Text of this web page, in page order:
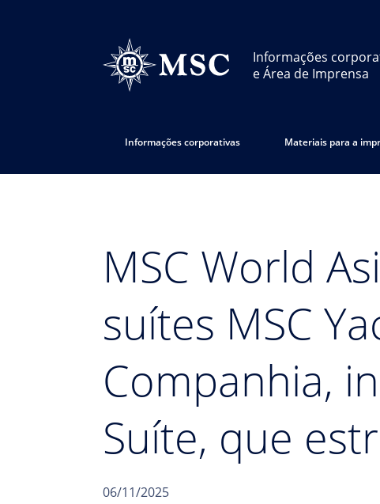
Informações
e Área de Imprensa
Informações corporativas Materiais para a
MSC World
suítes MSC
Companhia,
Suíte, que
06/11/2025